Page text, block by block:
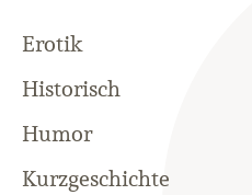
Erotik
Historisch
Humor
Kurzgeschichte